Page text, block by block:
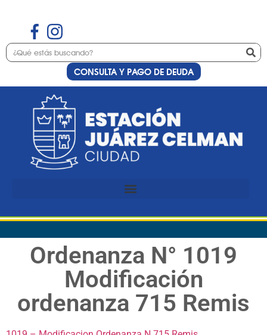
CONSULTA Y PAGO DE DEUDA
Ordenanza N° 1019
Modificación
ordenanza 715 Remis